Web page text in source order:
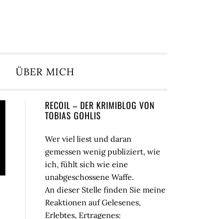
ÜBER MICH
Seitenspalte
RECOIL – DER KRIMIBLOG VON
TOBIAS GOHLIS
Wer viel liest und daran
gemessen wenig publiziert, wie
ich, fühlt sich wie eine
unabgeschossene Waffe.
An dieser Stelle finden Sie meine
Reaktionen auf Gelesenes,
Erlebtes, Ertragenes: